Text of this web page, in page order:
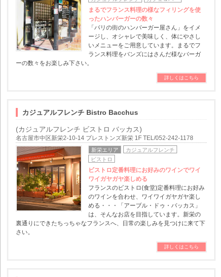
まるでフランス料理の様なフィリングを使
ったハンバーガーの数々
「パリの街のハンバーガー屋さん」をイメ
ージし、オシャレで美味しく、体にやさし
いメニューをご用意しています。まるでフ
ランス料理をバンズにはさんだ様なバーガ
ーの数々をお楽しみ下さい。
詳しくはこちら
カジュアルフレンチ Bistro Bacchus
(カジュアルフレンチ ビストロ バッカス)
名古屋市中区新栄2-10-14 プレストンズ新栄 1F TEL/052-242-1178
新栄エリア
カジュアルフレンチ
ビストロ
ビストロ定番料理にお好みのワインでワイ
ワイガヤガヤ楽しめる
フランスのビストロ(食堂)定番料理にお好み
のワインを合わせ、ワイワイガヤガヤ楽し
める・・・「アーブル・ドゥ・バッカス」
は、そんなお店を目指しています。新栄の
裏通りにできたちっちゃなフランスへ、日常の楽しみを見つけに来て下
さい。
詳しくはこちら